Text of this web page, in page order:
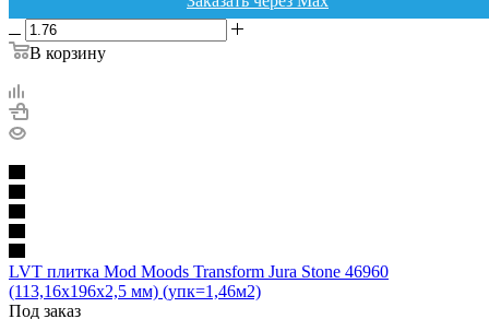
В корзину
LVT плитка Mod Moods Transform Jura Stone 46960
(113,16х196х2,5 мм) (упк=1,46м2)
Под заказ